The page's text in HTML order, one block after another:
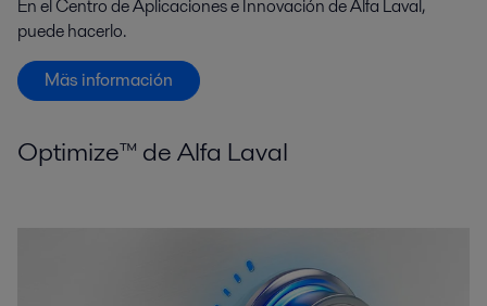
En el Centro de Aplicaciones e Innovación de Alfa Laval,
puede hacerlo.
Mäs información
Optimize™ de Alfa Laval